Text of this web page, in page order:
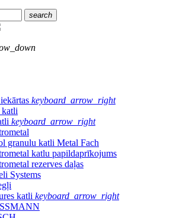
search
keyboard_arrow_right
keyboard_arrow_right
granulu katli Metal Fach
katlu papildaprīkojums
rezerves daļas
Systems
katli keyboard_arrow_right